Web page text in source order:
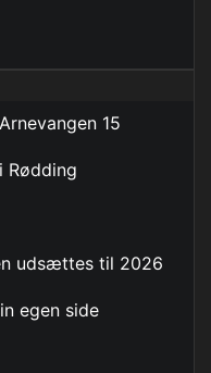
15
Rødding
udsættes til 2026
egen side